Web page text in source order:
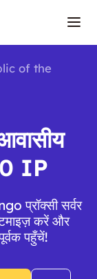
of the
IP
प्रॉक्सी सर्वर
करें और
पहुँचें!